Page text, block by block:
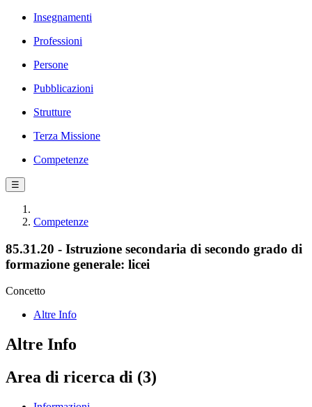
Insegnamenti
Professioni
Persone
Pubblicazioni
Strutture
Terza Missione
Competenze
☰
Competenze
85.31.20 - Istruzione secondaria di secondo grado di
formazione generale: licei
Concetto
Altre Info
Altre Info
Area di ricerca di (3)